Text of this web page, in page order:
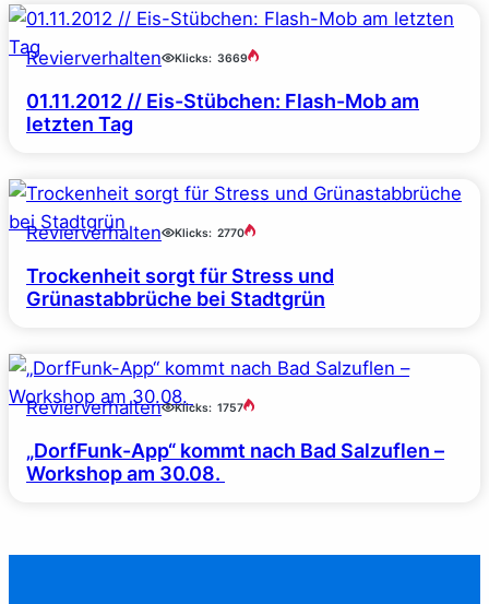
Revierverhalten Klicks: 3669
01.11.2012 // Eis-Stübchen: Flash-Mob am
letzten Tag
Revierverhalten Klicks: 2770
Trockenheit sorgt für Stress und
Grünastabbrüche bei Stadtgrün
Revierverhalten Klicks: 1757
„DorfFunk-App“ kommt nach Bad Salzuflen –
Workshop am 30.08.